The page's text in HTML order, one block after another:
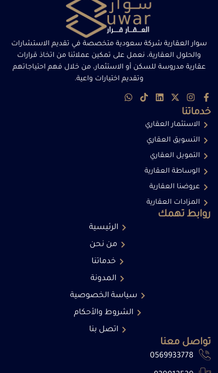
سوار العقارية شركة سعودية متخصصة في تقديم الاستشارات
والحلول العقارية، نعمل على تمكين عملائنا من اتخاذ قرارات
عقارية مدروسة للسكن أو الاستثمار، من خلال فهم احتياجاتهم
وتقديم اختيارات واعية.
روابط تهمك
الرئيسية
من نحن
خدماتنا
المدونة
سياسة الخصوصية
الشروط والأحكام
اتصل بنا
خدماتنا
الاستثمار العقاري
التسويق العقاري
التمويل العقاري
الوساطة العقارية
عروضنا العقارية
المزادات العقارية
تواصل معنا
0569933778